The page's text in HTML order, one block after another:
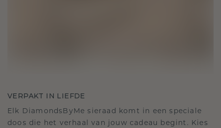
VERPAKT IN LIEFDE
Elk DiamondsByMe sieraad komt in een speciale
doos die het verhaal van jouw cadeau begint. Kies